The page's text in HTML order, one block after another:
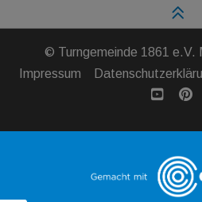
© Turngemeinde 1861 e.V.
Impressum